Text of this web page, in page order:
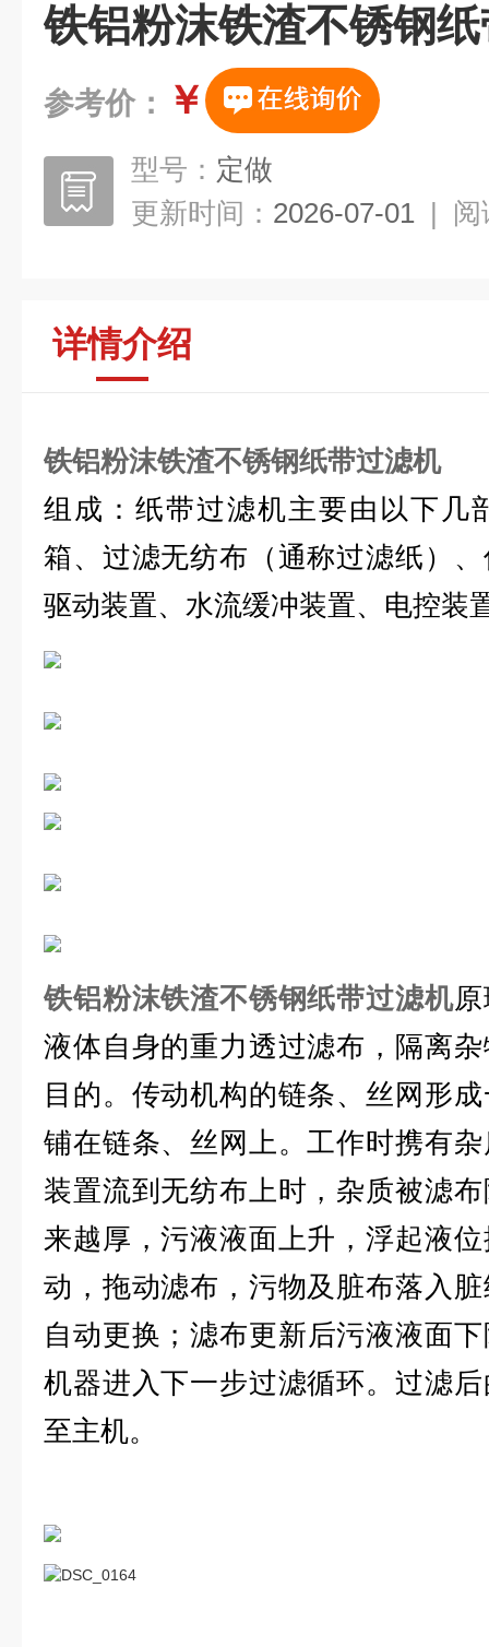
铁铝粉沫铁渣不锈钢
参考价： ￥
型号： 定做
更新时间： 2026-07-01 | 阅
详情介绍
铁铝粉沫铁渣不锈钢纸带过滤机
组成：纸带过滤机主要由以下几
箱、过滤无纺布（通称过滤纸）
驱动装置、水流缓冲装置、电控装
铁铝粉沫铁渣不锈钢纸带过滤机
液体自身的重力透过滤布，隔离
目的。传动机构的链条、丝网形
铺在链条、丝网上。工作时携有
装置流到无纺布上时，杂质被滤
来越厚，污液液面上升，浮起液
动，拖动滤布，污物及脏布落入
自动更换；滤布更新后污液液面
机器进入下一步过滤循环。过滤
至主机。